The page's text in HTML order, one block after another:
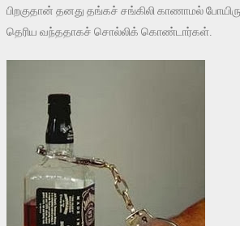
பிறகுதான் தனது தங்கச் சங்கிலி காணாமல்
தெரிய வந்ததாகச் சொல்லிக் கொண்டார்கள்.